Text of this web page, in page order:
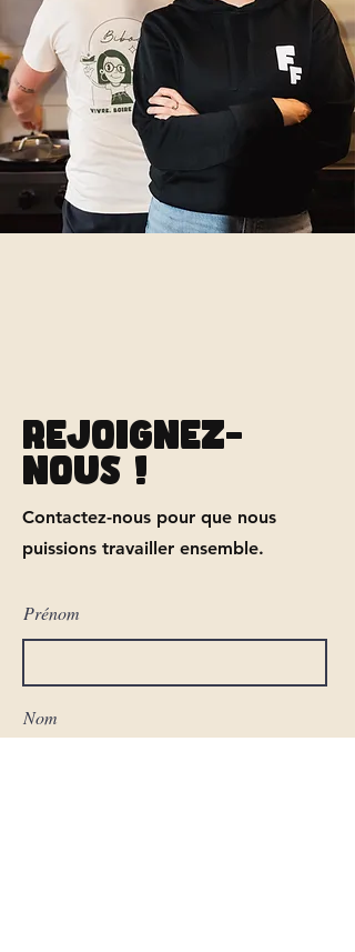
Rejoignez-
nous !
Contactez-nous pour que nous
puissions travailler ensemble.
Prénom
Nom